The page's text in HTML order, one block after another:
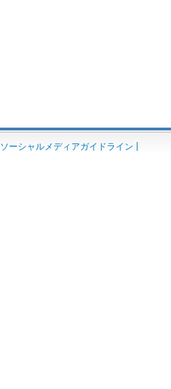
ソーシャルメディアガイドライン